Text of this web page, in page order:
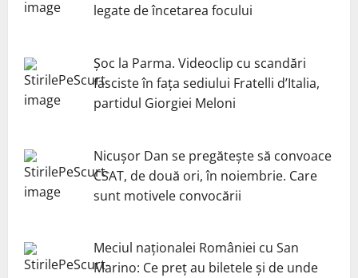
legate de încetarea focului
Șoc la Parma. Videoclip cu scandări
fasciste în fața sediului Fratelli d’Italia,
partidul Giorgiei Meloni
Nicuşor Dan se pregăteşte să convoace
CSAT, de două ori, în noiembrie. Care
sunt motivele convocării
Meciul naționalei României cu San
Marino: Ce preț au biletele și de unde